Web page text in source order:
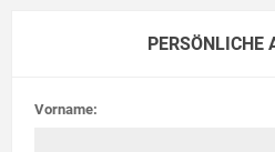
PERSÖNLICHE
Vorname: